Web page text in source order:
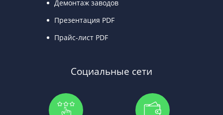
Демонтаж заводов
Презентация PDF
Прайс-лист PDF
Социальные сети